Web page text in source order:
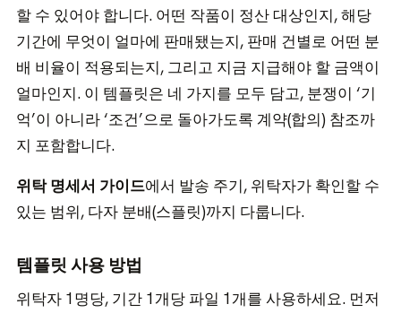
할 수 있어야 합니다. 어떤 작품이 정산 대상인지, 해당
기간에 무엇이 얼마에 판매됐는지, 판매 건별로 어떤 분
배 비율이 적용되는지, 그리고 지금 지급해야 할 금액이
얼마인지. 이 템플릿은 네 가지를 모두 담고, 분쟁이 ‘기
억’이 아니라 ‘조건’으로 돌아가도록 계약(합의) 참조까
지 포함합니다.
위탁 명세서 가이드에서 발송 주기, 위탁자가 확인할 수
있는 범위, 다자 분배(스플릿)까지 다룹니다.
템플릿 사용 방법
위탁자 1명당, 기간 1개당 파일 1개를 사용하세요. 먼저